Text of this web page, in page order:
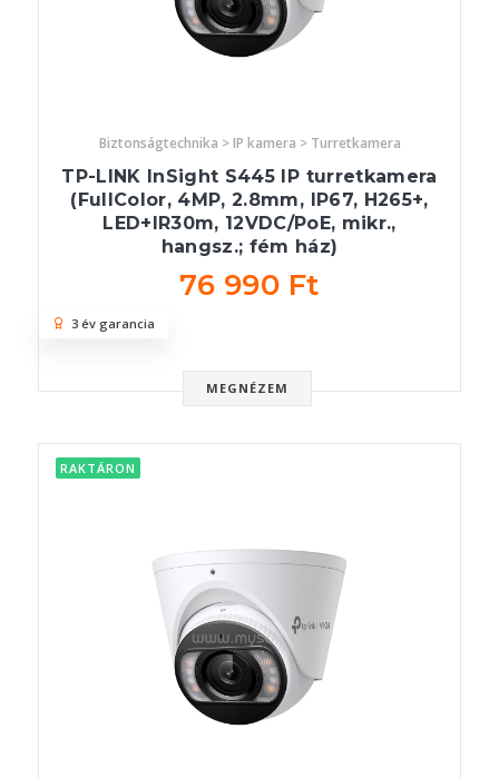
Biztonságtechnika > IP kamera > Turretkamera
TP-LINK InSight S445 IP turretkamera
(FullColor, 4MP, 2.8mm, IP67, H265+,
LED+IR30m, 12VDC/PoE, mikr.,
hangsz.; fém ház)
76 990 Ft
MEGNÉZEM
3 év garancia
RAKTÁRON